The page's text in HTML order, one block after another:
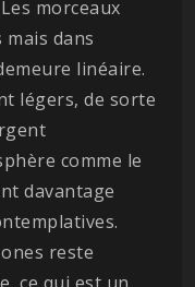
morceaux
dans
linéaire.
légers, de sorte
comme le
davantage
reste